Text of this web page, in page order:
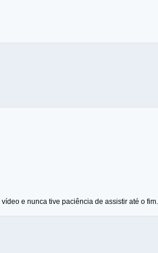
e nunca tive paciência de assistir até o